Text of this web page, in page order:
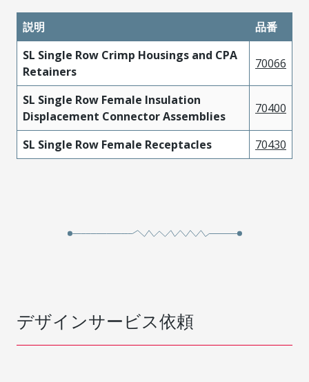
説明
品番
SL Single Row Crimp Housings and CPA
Retainers
70066
SL Single Row Female Insulation
Displacement Connector Assemblies
70400
SL Single Row Female Receptacles 70430
デザインサービス依頼